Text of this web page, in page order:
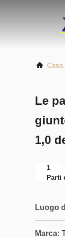
Casa.
Le
1,0
1
Parti
Luogo
Marca: